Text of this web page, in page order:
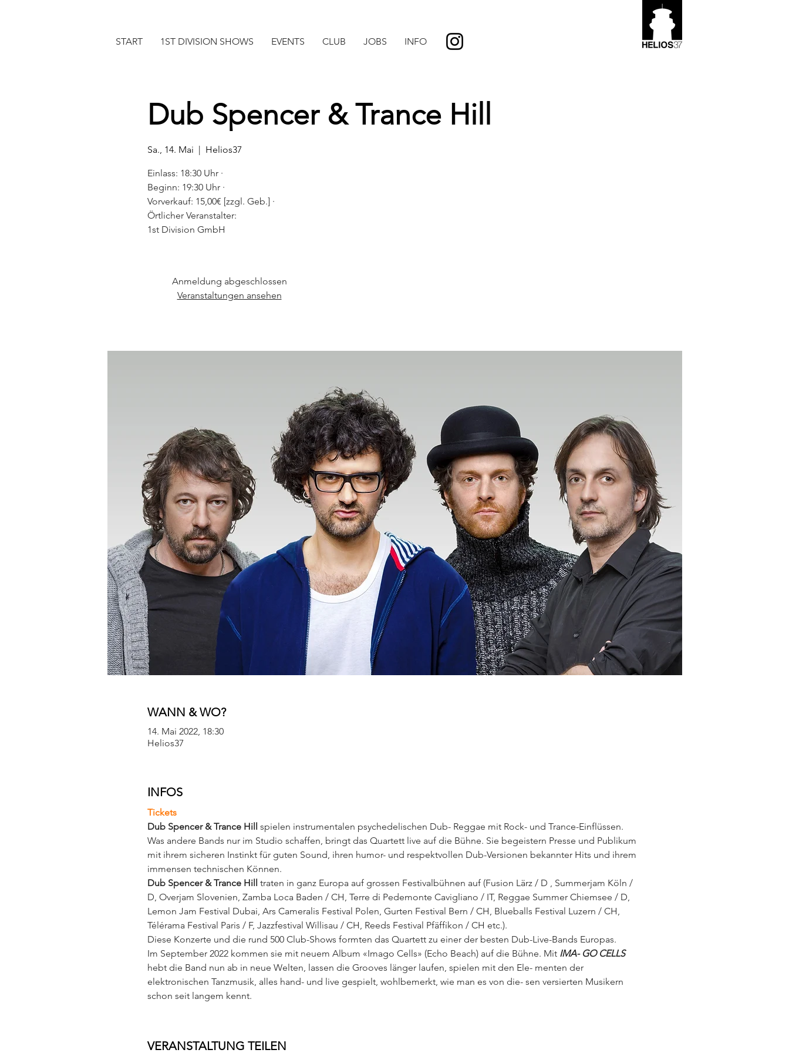
START 1ST DIVISION SHOWS EVENTS CLUB JOBS INFO
Dub Spencer & Trance Hill
Sa., 14. Mai
  |
Helios37
Einlass: 18:30 Uhr ·
Beginn: 19:30 Uhr ·
Vorverkauf: 15,00€ [zzgl. Geb.] ·
Örtlicher Veranstalter:
1st Division GmbH
Anmeldung abgeschlossen
Veranstaltungen ansehen
WANN & WO?
14. Mai 2022, 18:30
Helios37
INFOS
Tickets
Dub Spencer & Trance Hill spielen instrumentalen psychedelischen Dub- Reggae mit Rock- und Trance-Einflüssen.
Was andere Bands nur im Studio schaffen, bringt das Quartett live auf die Bühne. Sie begeistern Presse und Publikum
mit ihrem sicheren Instinkt für guten Sound, ihren humor- und respektvollen Dub-Versionen bekannter Hits und ihrem
immensen technischen Können.
Dub Spencer & Trance Hill traten in ganz Europa auf grossen Festivalbühnen auf (Fusion Lärz / D , Summerjam Köln /
D, Overjam Slovenien, Zamba Loca Baden / CH, Terre di Pedemonte Cavigliano / IT, Reggae Summer Chiemsee / D,
Lemon Jam Festival Dubai, Ars Cameralis Festival Polen, Gurten Festival Bern / CH, Blueballs Festival Luzern / CH,
Télérama Festival Paris / F, Jazzfestival Willisau / CH, Reeds Festival Pfäffikon / CH etc.).
Diese Konzerte und die rund 500 Club-Shows formten das Quartett zu einer der besten Dub-Live-Bands Europas.
Im September 2022 kommen sie mit neuem Album «Imago Cells» (Echo Beach) auf die Bühne. Mit IMA- GO CELLS
hebt die Band nun ab in neue Welten, lassen die Grooves länger laufen, spielen mit den Ele- menten der
elektronischen Tanzmusik, alles hand- und live gespielt, wohlbemerkt, wie man es von die- sen versierten Musikern
schon seit langem kennt.
VERANSTALTUNG TEILEN